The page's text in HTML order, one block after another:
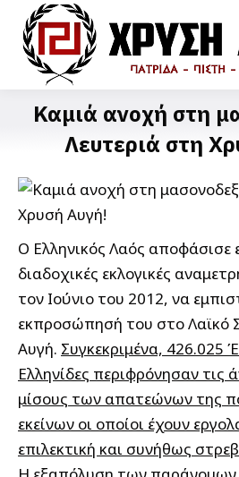
Καμιά ανοχή στη
Λευτεριά στη
Ο Ελληνικός Λαός αποφάσισε
διαδοχικές εκλογικές
τον Ιούνιο του 2012, να
εκπροσώπησή του στο Λαϊκό
Αυγή. Συγκεκριμένα, 426.025
Ελληνίδες περιφρόνησαν τις
μίσους των απατεώνων της
εκείνων οι οποίοι έχουν
επιλεκτική και συνήθως